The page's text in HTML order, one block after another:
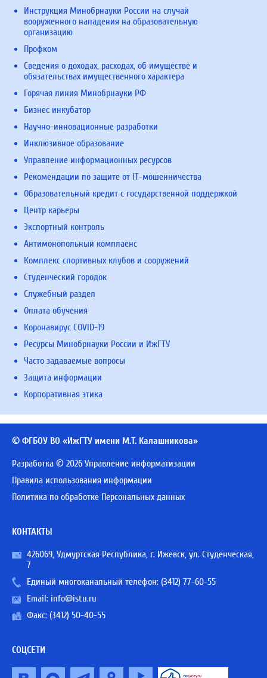
Инструкция Минобрнауки России на случай
вооруженного нападения на образовательную
организацию
Профком
Сведения о доходах, расходах, об имуществе и
обязательствах имущественного характера
Горячая линия Минобрнауки РФ
Бизнес инкубатор
Научно-инновационные разработки
Инклюзивное образование
Управление информационных ресурсов
Рекомендации по защите от IT-мошенничества
Образовательный кредит с государственной поддержкой
Центр карьеры
Экспортный контроль
Антимонопольный комплаенс
Комплекс спортивных клубов и сооружений
Студенческий городок
Служебный раздел
Оплата обучения
Коронавирус COVID-19
Ресурсы Минобрнауки России и ИжГТУ
Часто задаваемые вопросы
Защита информации
Корпоративная этика
© ФГБОУ ВО «ИжГТУ имени М.Т. Калашникова»
Разработка © 2026 Управление информатизации
Правила использования информации
Политика по обработке Персональных данных
КОНТАКТЫ
426069, Удмуртская Республика, г. Ижевск, ул. Студенческая,
7
Единый многоканальный телефон: (3412) 77-60-55
Email: info@istu.ru
Факс: (3412) 50-40-55
СОЦСЕТИ